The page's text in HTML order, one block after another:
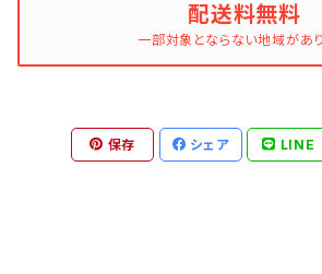
配送料無料
一部対象とならない地域があ
保存 シェア LINE